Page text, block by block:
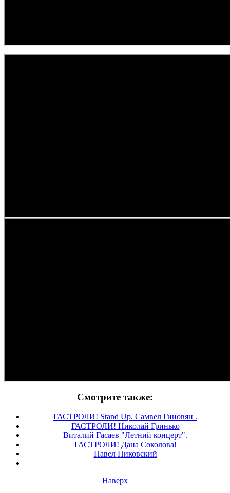
Смотрите также:
ГАСТРОЛИ! Stand Up. Самвел Гиновян .
ГАСТРОЛИ! Николай Гринько
Виталий Гасаев "Летний концерт".
ГАСТРОЛИ! Дана Соколова!
Павел Пиковский
Наверх